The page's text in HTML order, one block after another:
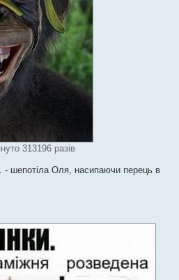
313196 разів
- шепотіла Оля, насипаючи перець в